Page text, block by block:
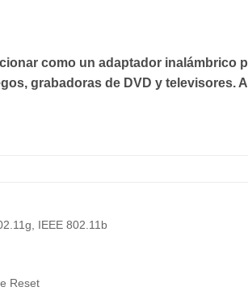
como un adaptador inalámbrico
grabadoras de DVD y televisores.
IEEE 802.11b
Reset